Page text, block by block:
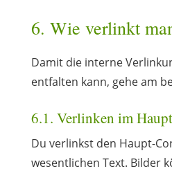
6. Wie verlinkt
Damit die interne
entfalten kann, gehe am
6.1. Verlinken im
Du verlinkst den Haupt-
wesentlichen Text. Bilder